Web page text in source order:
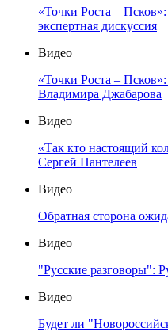
«Точки Роста –
экспертная дискуссия
Видео
«Точки Роста –
Владимира Джабарова
Видео
«Так кто настоящий
Сергей Пантелеев
Видео
Обратная сторона
Видео
"Русские разговоры":
Видео
Будет ли